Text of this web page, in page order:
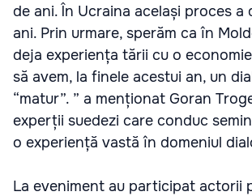
de ani. În Ucraina același proces a
ani. Prin urmare, sperăm ca în
deja experiența tării cu o
să avem, la finele acestui an, un
“matur”. ” a menționat Goran
experții suedezi care conduc
o experiență vastă în domeniul
La eveniment au participat actorii